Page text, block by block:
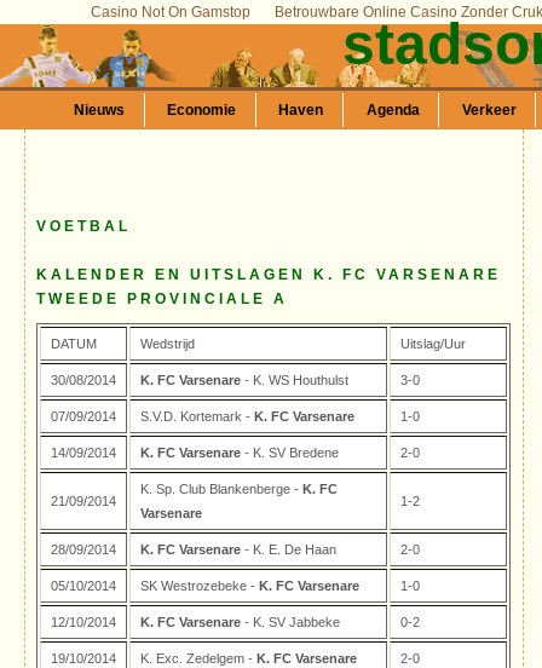
Casino Not On Gamstop Betrouwbare Online Casino Zonder
Nieuws Economie Haven Agenda Verkeer
VOETBAL
KALENDER EN UITSLAGEN K. FC VARSENARE
TWEEDE PROVINCIALE A
DATUM Wedstrijd Uitslag/Uur
30/08/2014 K. FC Varsenare - K. WS Houthulst 3-0
07/09/2014 S.V.D. Kortemark -K. FC Varsenare 1-0
14/09/2014 K. FC Varsenare - K. SV Bredene 2-0
21/09/2014
K. Sp. Club Blankenberge -K. FC
Varsenare
1-2
28/09/2014 K. FC Varsenare - K. E. De Haan 2-0
05/10/2014 SK Westrozebeke -K. FC Varsenare 1-0
12/10/2014 K. FC Varsenare - K. SV Jabbeke 0-2
19/10/2014 K. Exc. Zedelgem -K. FC Varsenare 2-0